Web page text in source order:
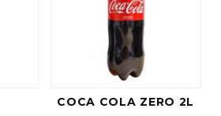
COCA COLA ZERO 2L